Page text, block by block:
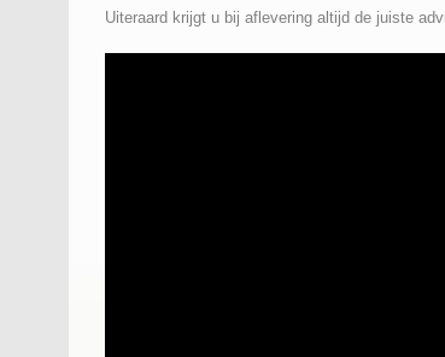
Uiteraard krijgt u bij aflevering altijd de juiste